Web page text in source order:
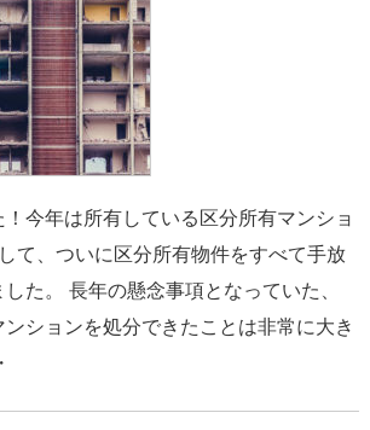
今年は所有している区分所有マンショ
て、ついに区分所有物件をすべて手放
た。 長年の懸念事項となっていた、
ションを処分できたことは非常に大き